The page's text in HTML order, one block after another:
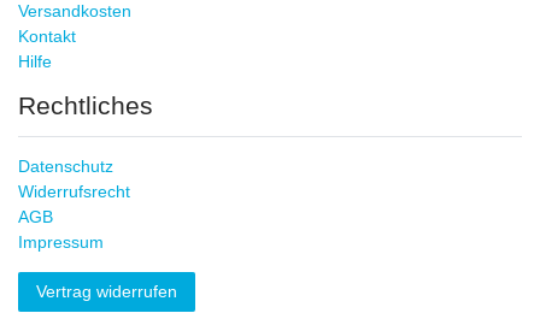
Versandkosten
Kontakt
Hilfe
Rechtliches
Datenschutz
Widerrufsrecht
AGB
Impressum
Vertrag widerrufen